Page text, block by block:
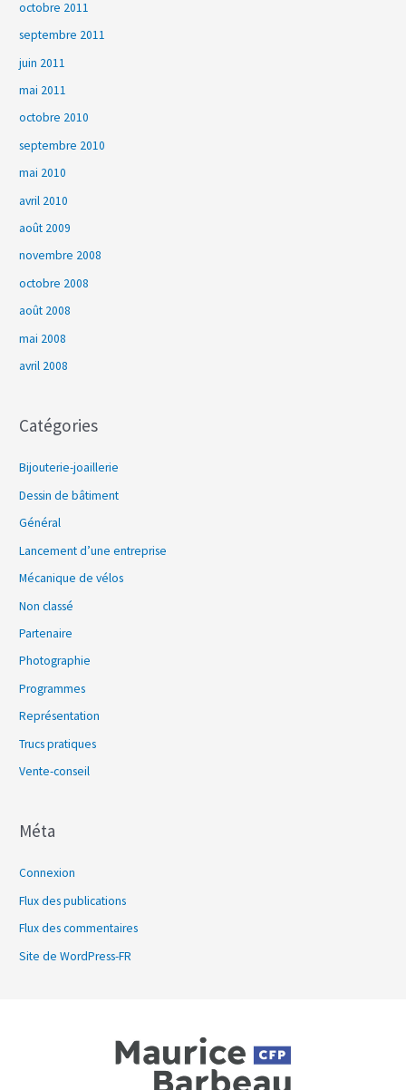
octobre 2011
septembre 2011
juin 2011
mai 2011
octobre 2010
septembre 2010
mai 2010
avril 2010
août 2009
novembre 2008
octobre 2008
août 2008
mai 2008
avril 2008
Catégories
Bijouterie-joaillerie
Dessin de bâtiment
Général
Lancement d’une entreprise
Mécanique de vélos
Non classé
Partenaire
Photographie
Programmes
Représentation
Trucs pratiques
Vente-conseil
Méta
Connexion
Flux des publications
Flux des commentaires
Site de WordPress-FR